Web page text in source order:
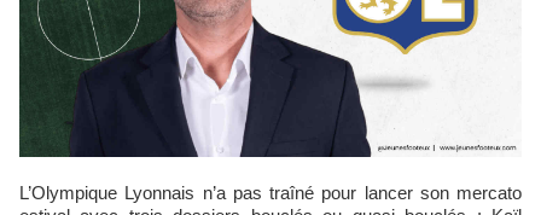
L’Olympique Lyonnais n’a pas traîné pour lancer son mercato